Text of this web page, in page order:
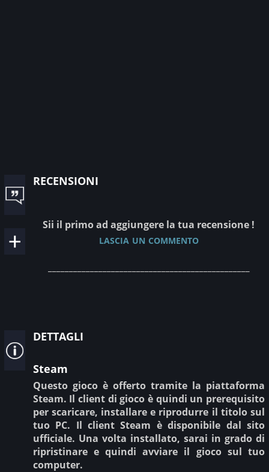
recensioni
Sii il primo ad aggiungere la tua recensione !
lascia un commento
dettagli
Steam
Questo gioco è offerto tramite la piattaforma
Steam. Il client di gioco è quindi un prerequisito
per scaricare, installare e riprodurre il titolo sul
tuo PC. Il client Steam è disponibile dal sito
ufficiale. Una volta installato, sarai in grado di
ripristinare e quindi avviare il gioco sul tuo
computer.